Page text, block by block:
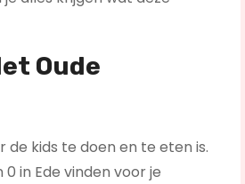
Oude
de kids te doen en te eten is.
in Ede vinden voor je